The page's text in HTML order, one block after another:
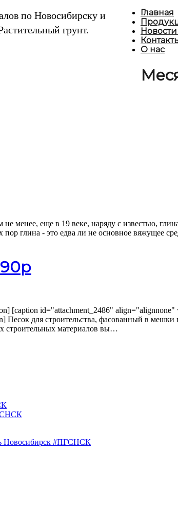
по Новосибирску и
грунт.
Главная
О нас
менее, еще в 19 веке, наряду с известью,
глина - это едва ли не основное вяжущее
[caption id="attachment_2486"
для строительства, фасованный в мешки
строительных материалов вы…
Новосибирск #ПГСНСК